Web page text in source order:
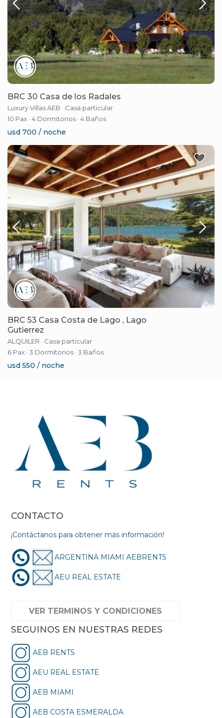
BRC 30 Casa de los Radales
Luxury Villas AEB · Casa particular
10 Pax · 4 Dormitorios · 4 Baños
usd 700 / noche
BRC 53 Casa Costa de Lago , Lago
Gutierrez
ALQUILER · Casa particular
6 Pax · 3 Dormitorios · 3 Baños
usd 550 / noche
CONTACTO
¡Contáctanos para obtener más información!
ARGENTINA MIAMI AEBRENTS
AEU REAL ESTATE
VER TERMINOS Y CONDICIONES
SEGUINOS EN NUESTRAS REDES
AEB RENTS
AEU REAL ESTATE
AEB MIAMI
AEB COSTA ESMERALDA